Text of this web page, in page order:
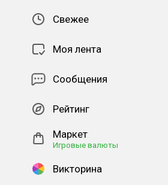
Свежее
Моя лента
Сообщения
Рейтинг
Маркет
Игровые валюты
Викторина